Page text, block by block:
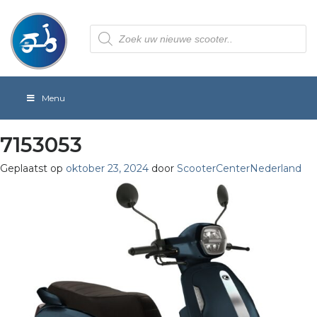
Producten
zoeken
Menu
7153053
Geplaatst op oktober 23, 2024 door ScooterCenterNederland